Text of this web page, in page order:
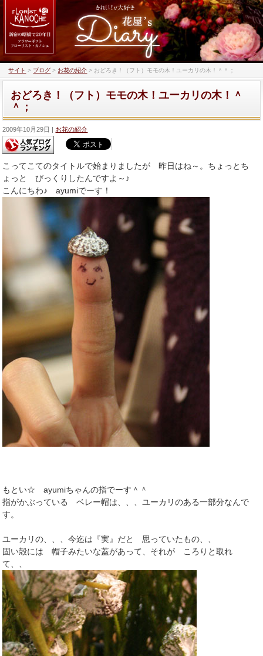
サイト > ブログ >お花の紹介 > おどろき！（フト）モモの木！ユーカリの木！＾＾；
おどろき！（フト）モモの木！ユーカリの木！＾
＾；
2009年10月29日 お花の紹介
こってこてのタイトルで始まりましたが 昨日はね～。ちょっとち
ょっと びっくりしたんですよ～♪
こんにちわ♪ ayumiでーす！
もとい☆ ayumiちゃんの指でーす＾＾
指がかぶっている ベレー帽は、、、ユーカリのある一部分なんで
す。
ユーカリの、、、今迄は『実』だと 思っていたもの、、
固い殻には 帽子みたいな蓋があって、それが ころりと取れ
て、、